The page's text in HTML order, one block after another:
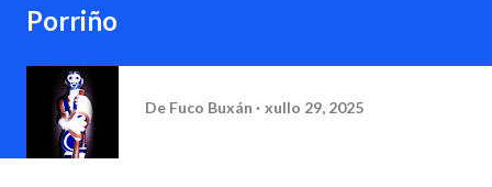
Porriño
De Fuco Buxán xullo 29, 2025